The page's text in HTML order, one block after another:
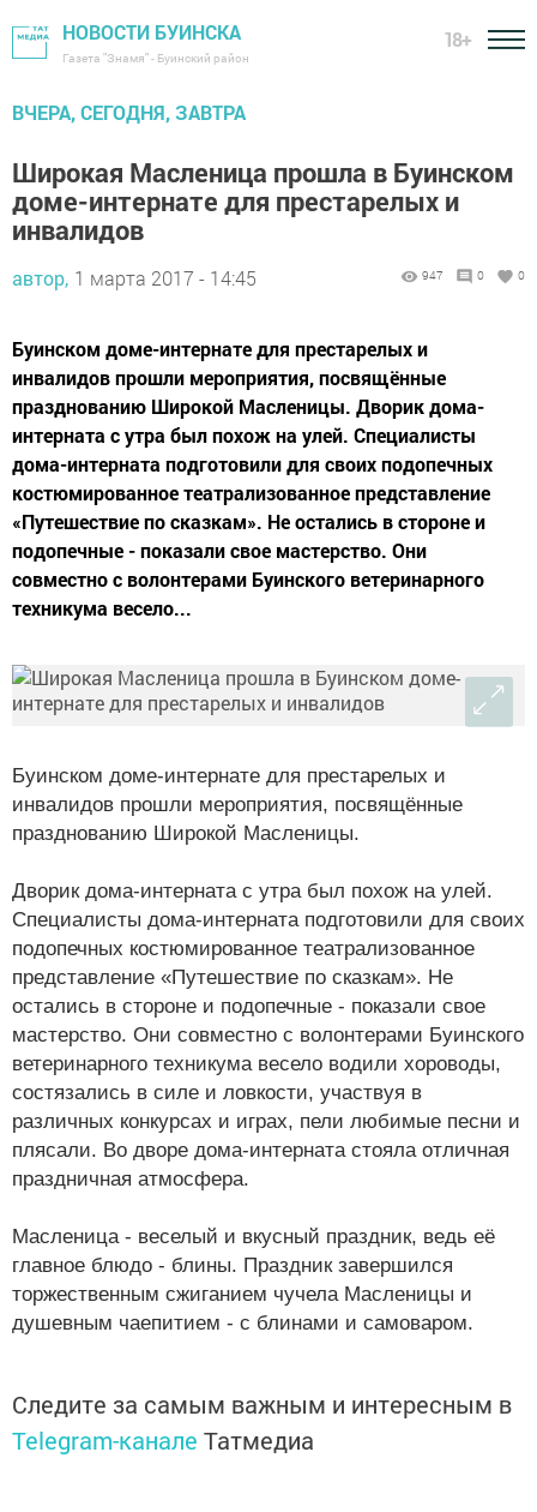
НОВОСТИ БУИНСКА
Газета "Знамя" - Буинский район
18+
ВЧЕРА, СЕГОДНЯ, ЗАВТРА
Широкая Масленица прошла в Буинском
доме-интернате для престарелых и
инвалидов
автор, 1 марта 2017 - 14:45 947 0 0
Буинском доме-интернате для престарелых и
инвалидов прошли мероприятия, посвящённые
празднованию Широкой Масленицы. Дворик дома-
интерната с утра был похож на улей. Специалисты
дома-интерната подготовили для своих подопечных
костюмированное театрализованное представление
«Путешествие по сказкам». Не остались в стороне и
подопечные - показали свое мастерство. Они
совместно с волонтерами Буинского ветеринарного
техникума весело...
Буинском доме-интернате для престарелых и
инвалидов прошли мероприятия, посвящённые
празднованию Широкой Масленицы.
Дворик дома-интерната с утра был похож на улей.
Специалисты дома-интерната подготовили для своих
подопечных костюмированное театрализованное
представление «Путешествие по сказкам». Не
остались в стороне и подопечные - показали свое
мастерство. Они совместно с волонтерами Буинского
ветеринарного техникума весело водили хороводы,
состязались в силе и ловкости, участвуя в
различных конкурсах и играх, пели любимые песни и
плясали. Во дворе дома-интерната стояла отличная
праздничная атмосфера.
Масленица - веселый и вкусный праздник, ведь её
главное блюдо - блины. Праздник завершился
торжественным сжиганием чучела Масленицы и
душевным чаепитием - с блинами и самоваром.
Следите за самым важным и интересным в
Telegram-канале Татмедиа